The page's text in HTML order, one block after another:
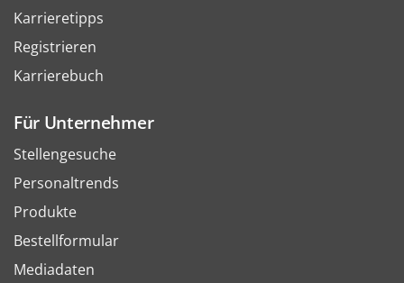
Karrieretipps
Registrieren
Karrierebuch
Für Unternehmer
Stellengesuche
Personaltrends
Produkte
Bestellformular
Mediadaten